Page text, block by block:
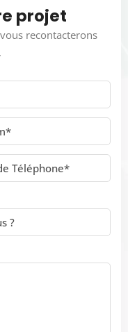
projet
recontacterons